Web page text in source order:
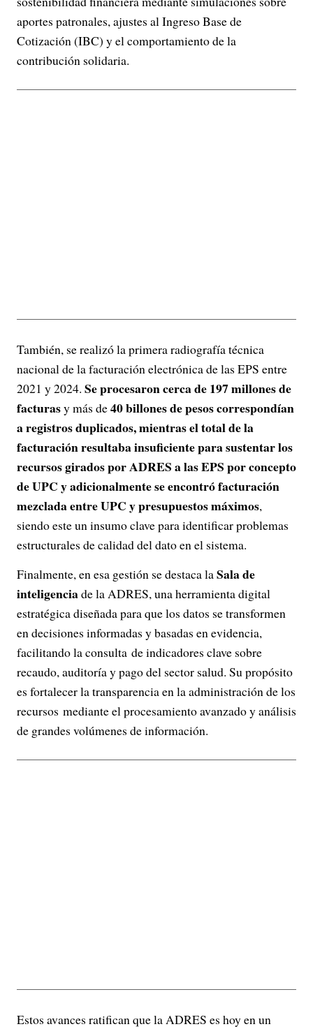
aportes patronales, ajustes al Ingreso Base de
Cotización (IBC) y el comportamiento de la
contribución solidaria.
También, se realizó la primera radiografía técnica
nacional de la facturación electrónica de las EPS entre
2021 y 2024. Se procesaron cerca de 197 millones de
facturasy más de40 billones de pesos correspondían
a registros duplicados, mientras el total de la
facturación resultaba insuficiente para sustentar los
recursos girados por ADRES a las EPS por concepto
de UPC y adicionalmente se encontró facturación
mezclada entre UPC y presupuestos máximos,
siendo este un insumo clave para identificar problemas
estructurales de calidad del dato en el sistema.
Finalmente, en esa gestión se destaca laSala de
inteligenciade la ADRES, una herramienta digital
estratégica diseñada para que los datos se transformen
en decisiones informadas y basadas en evidencia,
facilitando la consulta de indicadores clave sobre
recaudo, auditoría y pago del sector salud. Su propósito
es fortalecer la transparencia en la administración de los
recursos mediante el procesamiento avanzado y análisis
de grandes volúmenes de información.
Estos avances ratifican que la ADRES es hoy en un